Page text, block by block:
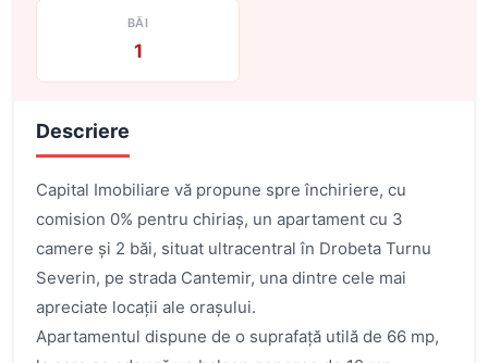
BĂI
1
Descriere
Capital Imobiliare vă propune spre închiriere, cu
comision 0% pentru chiriaș, un apartament cu 3
camere și 2 băi, situat ultracentral în Drobeta Turnu
Severin, pe strada Cantemir, una dintre cele mai
apreciate locații ale orașului.
Apartamentul dispune de o suprafață utilă de 66 mp,